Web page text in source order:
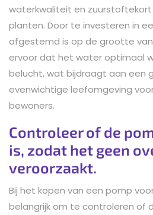
waterkwaliteit en zuurstoftekort
planten. Door te investeren in
afgestemd is op de grootte van
ervoor dat het water optimaal
belucht, wat bijdraagt aan een
evenwichtige leefomgeving
bewoners.
Controleer of de
is, zodat het geen
veroorzaakt.
Bij het kopen van een pomp
belangrijk om te controleren of